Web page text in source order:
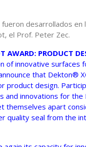
desarrollados en
el Prof. Peter Zec.
AWARD: PRODUCT
of innovative surfaces
that Dekton®
product design.
innovations for the
themselves apart
quality seal from the